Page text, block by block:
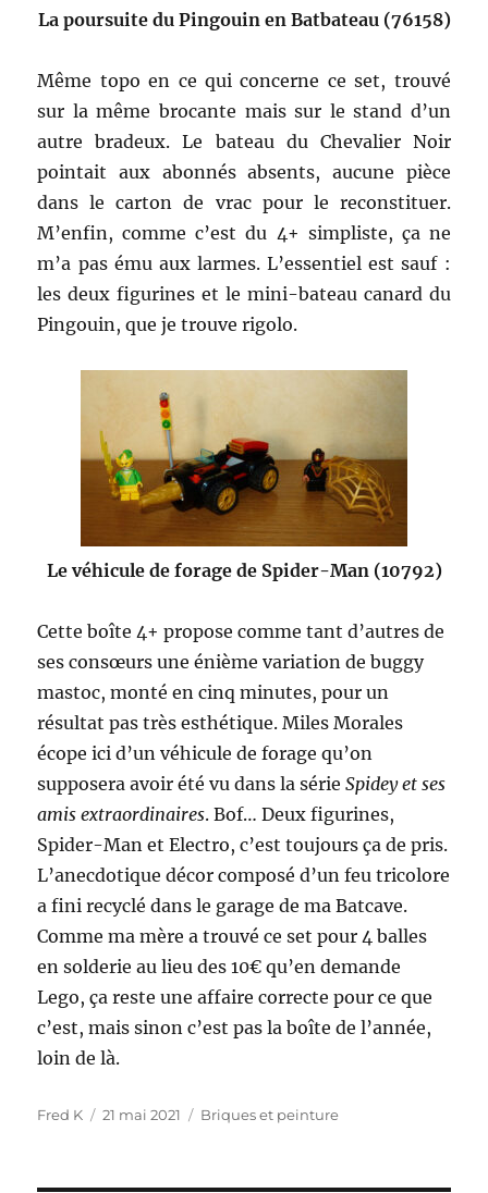
La poursuite du Pingouin en Batbateau (76158)
Même topo en ce qui concerne ce set, trouvé
sur la même brocante mais sur le stand d’un
autre bradeux. Le bateau du Chevalier Noir
pointait aux abonnés absents, aucune pièce
dans le carton de vrac pour le reconstituer.
M’enfin, comme c’est du 4+ simpliste, ça ne
m’a pas ému aux larmes. L’essentiel est sauf :
les deux figurines et le mini-bateau canard du
Pingouin, que je trouve rigolo.
Le véhicule de forage de Spider-Man (10792)
Cette boîte 4+ propose comme tant d’autres de
ses consœurs une énième variation de buggy
mastoc, monté en cinq minutes, pour un
résultat pas très esthétique. Miles Morales
écope ici d’un véhicule de forage qu’on
supposera avoir été vu dans la sérieSpidey et ses
amis extraordinaires. Bof… Deux figurines,
Spider-Man et Electro, c’est toujours ça de pris.
L’anecdotique décor composé d’un feu tricolore
a fini recyclé dans le garage de ma Batcave.
Comme ma mère a trouvé ce set pour 4 balles
en solderie au lieu des 10€ qu’en demande
Lego, ça reste une affaire correcte pour ce que
c’est, mais sinon c’est pas la boîte de l’année,
loin de là.
Auteur
Fred K
Publié
21 mai 2021 Catégories
Briques et peinture